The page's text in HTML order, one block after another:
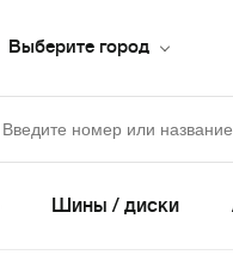
Выберите город
Шины / диски